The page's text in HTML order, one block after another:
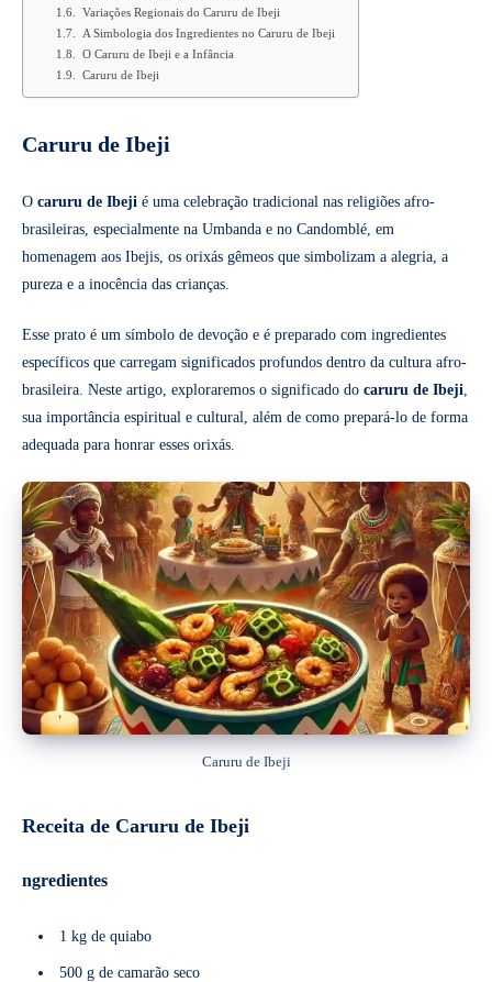
Variações Regionais do Caruru de Ibeji
A Simbologia dos Ingredientes no Caruru de Ibeji
O Caruru de Ibeji e a Infância
Caruru de Ibeji
Caruru de Ibeji
O caruru de Ibeji é uma celebração tradicional nas religiões afro-
brasileiras, especialmente na Umbanda e no Candomblé, em
homenagem aos Ibejis, os orixás gêmeos que simbolizam a alegria, a
pureza e a inocência das crianças.
Esse prato é um símbolo de devoção e é preparado com ingredientes
específicos que carregam significados profundos dentro da cultura afro-
brasileira. Neste artigo, exploraremos o significado do caruru de Ibeji
sua importância espiritual e cultural, além de como prepará-lo de forma
adequada para honrar esses orixás.
Caruru de Ibeji
Receita de Caruru de Ibeji
ngredientes
1 kg de quiabo
500 g de camarão seco